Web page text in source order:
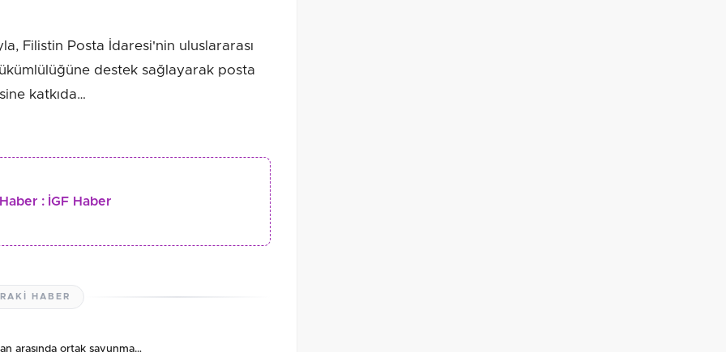
Filistin Posta İdaresi'nin uluslararası
destek sağlayarak posta
katkıda…
Haber : İGF Haber
HABER
arasında ortak savunma…